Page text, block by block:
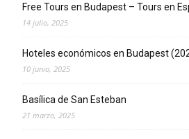
Free Tours en Budapest – Tours en
14 julio, 2025
Hoteles económicos en Budapest
10 junio, 2025
Basílica de San Esteban
21 marzo, 2025